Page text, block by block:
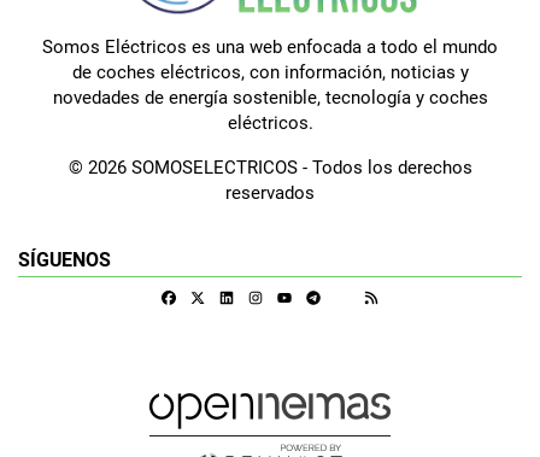
Somos Eléctricos es una web enfocada a todo el mundo
de coches eléctricos, con información, noticias y
novedades de energía sostenible, tecnología y coches
eléctricos.
© 2026 SOMOSELECTRICOS - Todos los derechos
reservados
SÍGUENOS
FacebookLinkedinInstagramTelegram
Google Discover